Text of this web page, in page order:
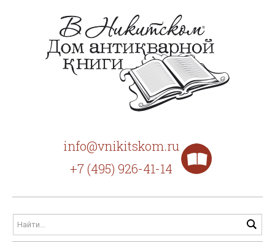
info@vnikitskom.ru
+7 (495) 926-41-14